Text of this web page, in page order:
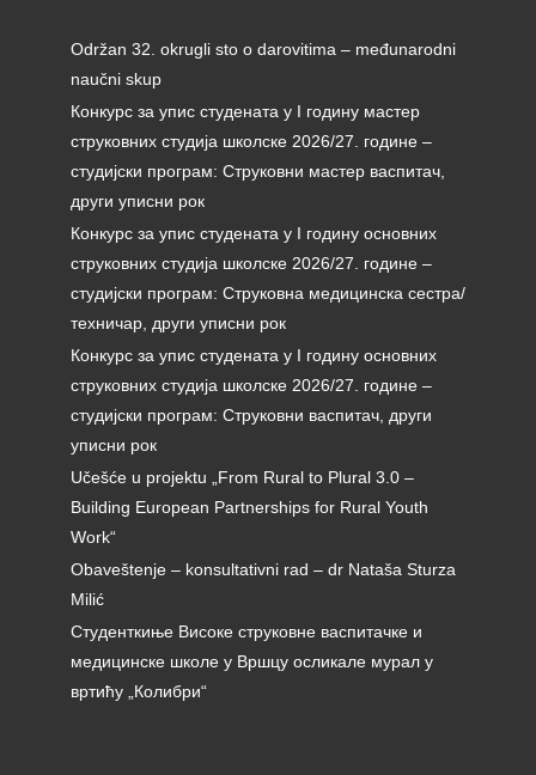
Održan 32. okrugli sto o darovitima – međunarodni
naučni skup
Конкурс за упис студената у I годину мастер
струковних студија школске 2026/27. године –
студијски програм: Струковни мастер васпитач,
други уписни рок
Конкурс за упис студената у I годину основних
струковних студија школске 2026/27. године –
студијски програм: Струковна медицинска сестра/
техничар, други уписни рок
Конкурс за упис студената у I годину основних
струковних студија школске 2026/27. године –
студијски програм: Струковни васпитач, други
уписни рок
Učešće u projektu „From Rural to Plural 3.0 –
Building European Partnerships for Rural Youth
Work“
Obaveštenje – konsultativni rad – dr Nataša Sturza
Milić
Студенткиње Високе струковне васпитачке и
медицинске школе у Вршцу осликале мурал у
вртићу „Колибри“